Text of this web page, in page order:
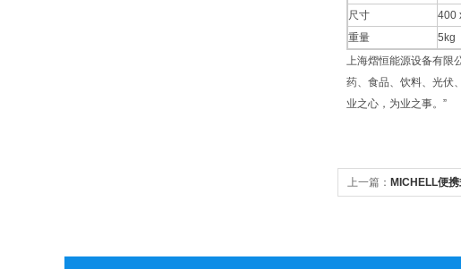
尺寸
400
重量
5kg
上海熠恒能源设备有限
药、食品、饮料、光伏
业之心，为业之事。”
上一篇： MICHELL便